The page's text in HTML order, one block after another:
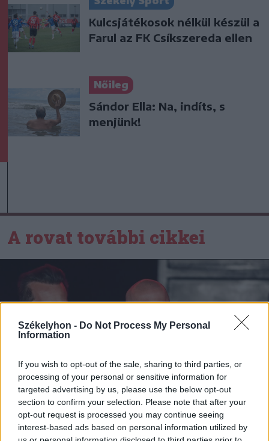
Székelyhon - Do Not Process My Personal
Information
If you wish to opt-out of the sale, sharing to third parties, or
processing of your personal or sensitive information for
targeted advertising by us, please use the below opt-out
section to confirm your selection. Please note that after your
opt-out request is processed you may continue seeing
interest-based ads based on personal information utilized by
Kulcsjátékosok nélkül készül a
Farul az FK Csíkszereda ellen
Nőileg
Sándor Ella: Na, indíts, s
menjünk!
A rovat további cikkei